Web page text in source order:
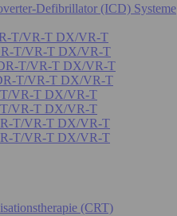
Defibrillator (ICD) Systeme
T/VR-T DX/VR-T
T/VR-T DX/VR-T
T/VR-T DX/VR-T
T/VR-T DX/VR-T
T/VR-T DX/VR-T
T/VR-T DX/VR-T
T/VR-T DX/VR-T
T/VR-T DX/VR-T
(CRT)